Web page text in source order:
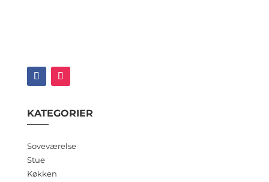
KATEGORIER
Soveværelse
Stue
Køkken